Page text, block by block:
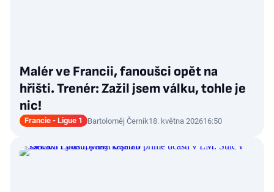
Malér ve Francii, fanoušci opět na
hřišti. Trenér: Zažil jsem válku, tohle je
nic!
Francie - Ligue 1 Bartoloměj Černík18. května 202616:50